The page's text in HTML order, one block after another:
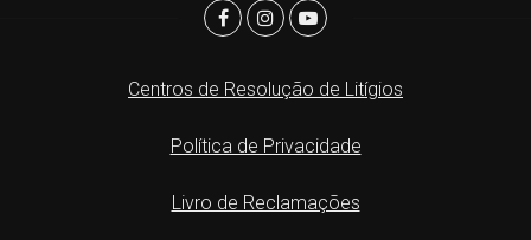
Centros de Resolução de Litígios
Política de Privacidade
Livro de Reclamações